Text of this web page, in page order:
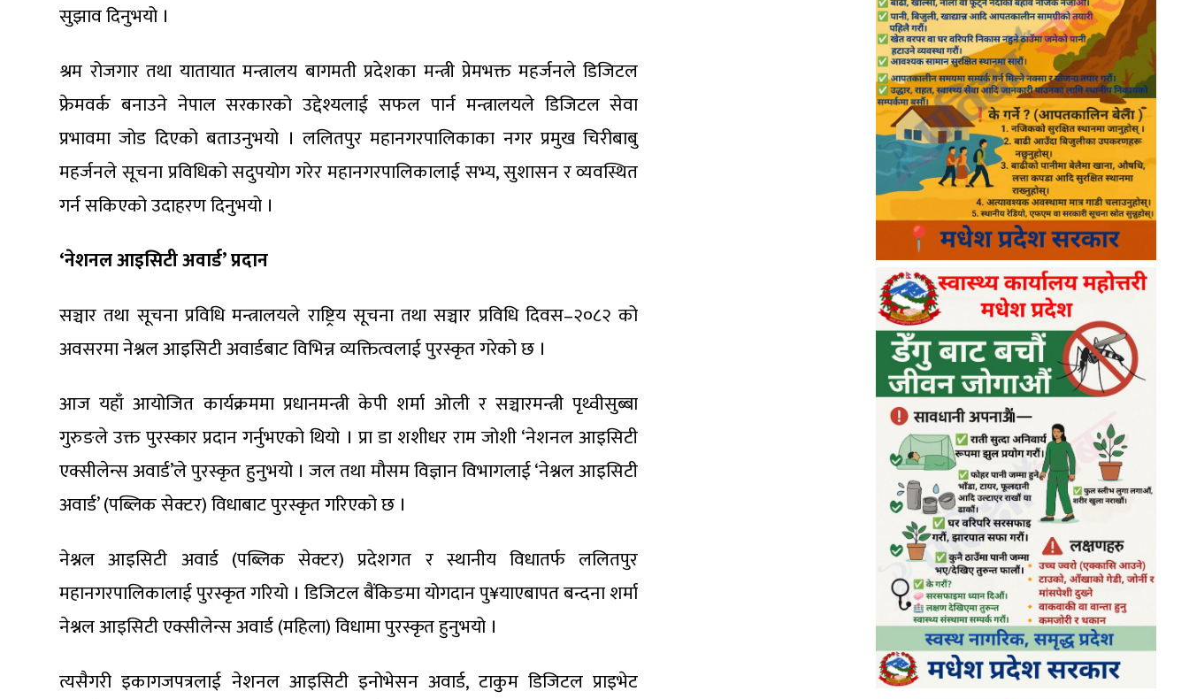
सुझाव दिनुभयो ।
श्रम रोजगार तथा यातायात मन्त्रालय बागमती प्रदेशका मन्त्री प्रेमभक्त महर्जनले डिजिटल
फ्रेमवर्क बनाउने नेपाल सरकारको उद्देश्यलाई सफल पार्न मन्त्रालयले डिजिटल सेवा
प्रभावमा जोड दिएको बताउनुभयो । ललितपुर महानगरपालिकाका नगर प्रमुख चिरीबाबु
महर्जनले सूचना प्रविधिको सदुपयोग गरेर महानगरपालिकालाई सभ्य, सुशासन र व्यवस्थित
गर्न सकिएको उदाहरण दिनुभयो ।
‘नेशनल आइसिटी अवार्ड’ प्रदान
सञ्चार तथा सूचना प्रविधि मन्त्रालयले राष्ट्रिय सूचना तथा सञ्चार प्रविधि दिवस–२०८२ को
अवसरमा नेश्नल आइसिटी अवार्डबाट विभिन्न व्यक्तित्वलाई पुरस्कृत गरेको छ ।
आज यहाँ आयोजित कार्यक्रममा प्रधानमन्त्री केपी शर्मा ओली र सञ्चारमन्त्री पृथ्वीसुब्बा
गुरुङले उक्त पुरस्कार प्रदान गर्नुभएको थियो । प्रा डा शशीधर राम जोशी ‘नेशनल आइसिटी
एक्सीलेन्स अवार्ड’ले पुरस्कृत हुनुभयो । जल तथा मौसम विज्ञान विभागलाई ‘नेश्नल आइसिटी
अवार्ड’ (पब्लिक सेक्टर) विधाबाट पुरस्कृत गरिएको छ ।
नेश्नल आइसिटी अवार्ड (पब्लिक सेक्टर) प्रदेशगत र स्थानीय विधातर्फ ललितपुर
महानगरपालिकालाई पुरस्कृत गरियो । डिजिटल बैंकिङमा योगदान पु¥याएबापत बन्दना शर्मा
नेश्नल आइसिटी एक्सीलेन्स अवार्ड (महिला) विधामा पुरस्कृत हुनुभयो ।
त्यसैगरी इकागजपत्रलाई नेशनल आइसिटी इनोभेसन अवार्ड, टाकुम डिजिटल प्राइभेट